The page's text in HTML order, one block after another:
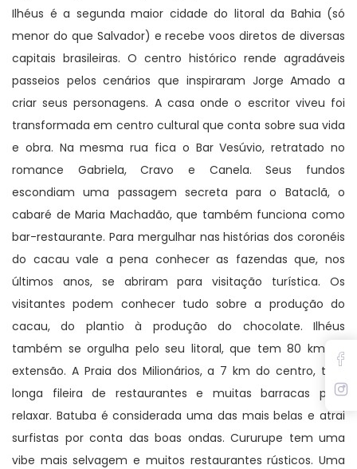
Ilhéus é a segunda maior cidade do litoral da Bahia (só
menor do que Salvador) e recebe voos diretos de diversas
capitais brasileiras. O centro histórico rende agradáveis
passeios pelos cenários que inspiraram Jorge Amado a
criar seus personagens. A casa onde o escritor viveu foi
transformada em centro cultural que conta sobre sua vida
e obra. Na mesma rua fica o Bar Vesúvio, retratado no
romance Gabriela, Cravo e Canela. Seus fundos
escondiam uma passagem secreta para o Bataclã, o
cabaré de Maria Machadão, que também funciona como
bar-restaurante. Para mergulhar nas histórias dos coronéis
do cacau vale a pena conhecer as fazendas que, nos
últimos anos, se abriram para visitação turística. Os
visitantes podem conhecer tudo sobre a produção do
cacau, do plantio à produção do chocolate. Ilhéus
também se orgulha pelo seu litoral, que tem 80 km de
extensão. A Praia dos Milionários, a 7 km do centro, tem
longa fileira de restaurantes e muitas barracas para
relaxar. Batuba é considerada uma das mais belas e atrai
surfistas por conta das boas ondas. Cururupe tem uma
vibe mais selvagem e muitos restaurantes rústicos. Uma